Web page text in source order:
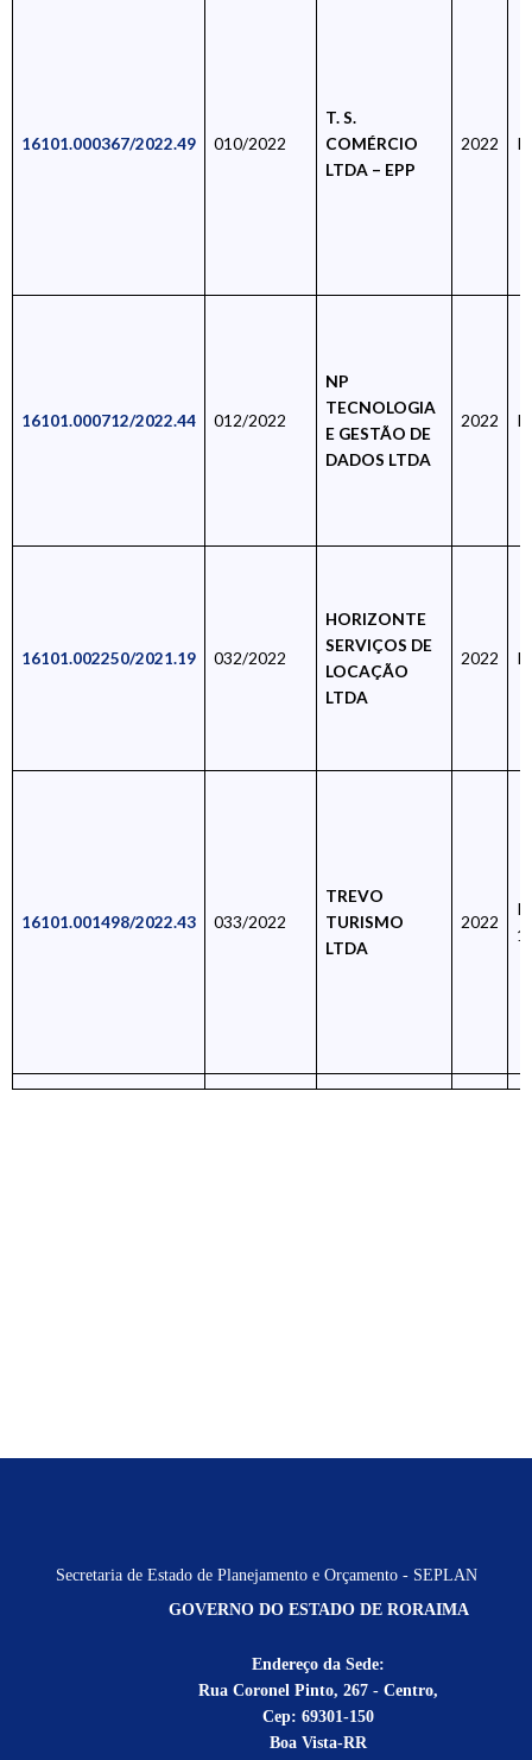
16101.000367/2022.49 010/2022
T. S.
COMÉRCIO
LTDA – EPP
2022
16101.000712/2022.44 012/2022
NP
TECNOLOGIA
E GESTÃO DE
DADOS LTDA
2022
16101.002250/2021.19 032/2022
HORIZONTE
SERVIÇOS DE
LOCAÇÃO
LTDA
2022
16101.001498/2022.43 033/2022
TREVO
TURISMO
LTDA
2022
Secretaria de Estado de Planejamento e Orçamento - SEPLAN
GOVERNO DO ESTADO DE RORAIMA
Endereço da Sede:
Rua Coronel Pinto, 267 - Centro,
Cep: 69301-150
Boa Vista-RR